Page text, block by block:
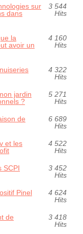
sur
dans
3 544
Hits
la
avoir un
4 160
Hits
4 322
Hits
jardin
?
5 271
Hits
de
6 689
Hits
et les
4 522
Hits
SCPI
3 452
Hits
Pinel
4 624
Hits
de
3 418
Hits